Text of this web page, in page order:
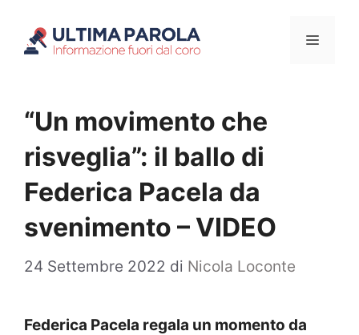
Menu
“Un movimento che
risveglia”: il ballo di
Federica Pacela da
svenimento – VIDEO
24 Settembre 2022 di Nicola Loconte
Federica Pacela regala un momento da